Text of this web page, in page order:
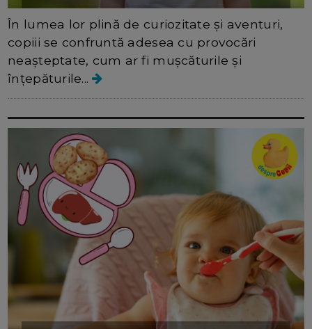
În lumea lor plină de curiozitate și aventuri,
copiii se confruntă adesea cu provocări
neașteptate, cum ar fi mușcăturile și
înțepăturile...